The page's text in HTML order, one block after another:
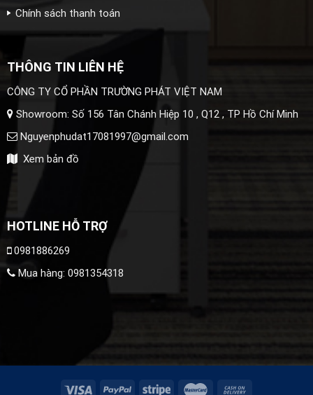
Chính sách thanh toán
THÔNG TIN LIÊN HỆ
CÔNG TY CỔ PHẦN TRƯỜNG PHÁT VIỆT NAM
Showroom: Số 156 Tân Chánh Hiệp 10 , Q12 , TP Hồ Chí Minh
Nguyenphudat17081997@gmail.com
Xem bản đồ
HOTLINE HỖ TRỢ
0981886269
Mua hàng: 0981354318